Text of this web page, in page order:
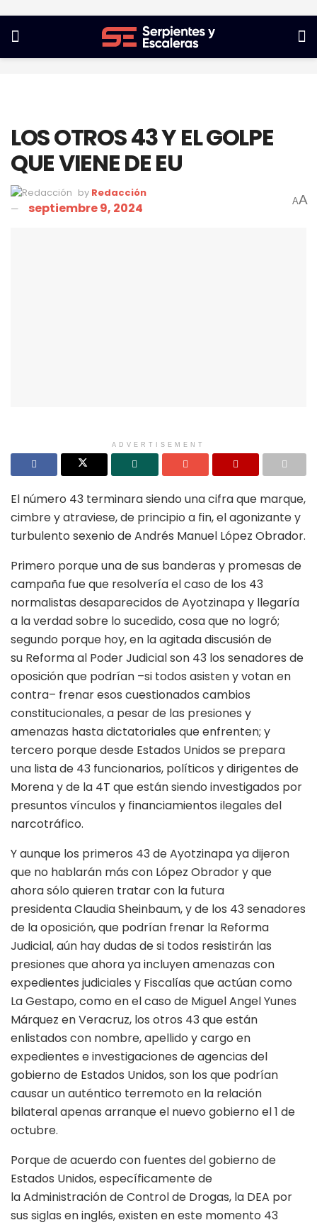
LOS OTROS 43 Y EL GOLPE
QUE VIENE DE EU
by Redacción
septiembre 9, 2024 AA
ADVERTISEMENT
El número 43 terminara siendo una cifra que marque,
cimbre y atraviese, de principio a fin, el agonizante y
turbulento sexenio de Andrés Manuel López Obrador.
Primero porque una de sus banderas y promesas de
campaña fue que resolvería el caso de los 43
normalistas desaparecidos de Ayotzinapa y llegaría
a la verdad sobre lo sucedido, cosa que no logró;
segundo porque hoy, en la agitada discusión de
su Reforma al Poder Judicial son 43 los senadores de
oposición que podrían –si todos asisten y votan en
contra– frenar esos cuestionados cambios
constitucionales, a pesar de las presiones y
amenazas hasta dictatoriales que enfrenten; y
tercero porque desde Estados Unidos se prepara
una lista de 43 funcionarios, políticos y dirigentes de
Morena y de la 4T que están siendo investigados por
presuntos vínculos y financiamientos ilegales del
narcotráfico.
Y aunque los primeros 43 de Ayotzinapa ya dijeron
que no hablarán más con López Obrador y que
ahora sólo quieren tratar con la futura
presidenta Claudia Sheinbaum, y de los 43 senadores
de la oposición, que podrían frenar la Reforma
Judicial, aún hay dudas de si todos resistirán las
presiones que ahora ya incluyen amenazas con
expedientes judiciales y Fiscalías que actúan como
La Gestapo, como en el caso de Miguel Angel Yunes
Márquez en Veracruz, los otros 43 que están
enlistados con nombre, apellido y cargo en
expedientes e investigaciones de agencias del
gobierno de Estados Unidos, son los que podrían
causar un auténtico terremoto en la relación
bilateral apenas arranque el nuevo gobierno el 1 de
octubre.
Porque de acuerdo con fuentes del gobierno de
Estados Unidos, específicamente de
la Administración de Control de Drogas, la DEA por
sus siglas en inglés, existen en este momento 43